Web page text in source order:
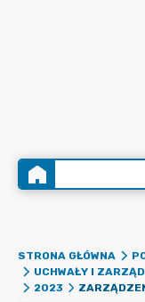
STRONA GŁÓWNA
UCHWAŁY I
2023